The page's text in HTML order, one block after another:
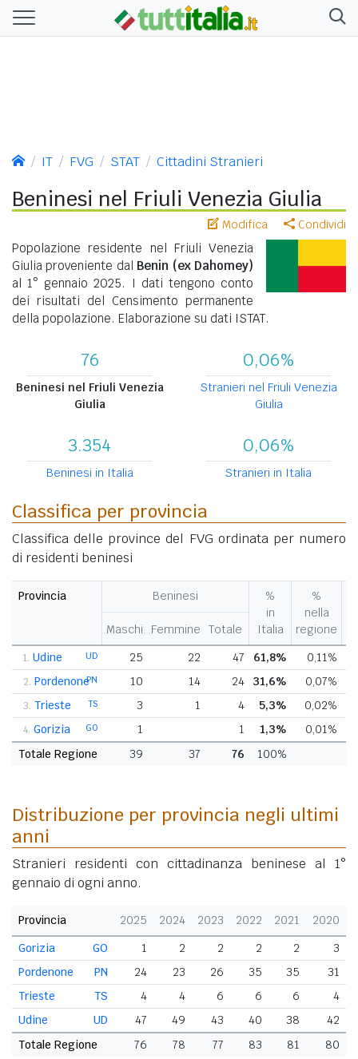
IT FVG STAT Cittadini Stranieri
Beninesi nel Friuli Venezia Giulia
Modifica Condividi
Popolazione residente nel Friuli Venezia
Giulia proveniente dal Benin (ex Dahomey)
al 1° gennaio 2025. I dati tengono conto
dei risultati del Censimento permanente
della popolazione. Elaborazione su dati ISTAT.
76
Beninesi nel Friuli Venezia
Giulia
0,06%
Stranieri nel Friuli Venezia
Giulia
3.354
Beninesi in Italia
0,06%
Stranieri in Italia
Classifica per provincia
Classifica delle province del FVG ordinata per numero
di residenti beninesi
Provincia Beninesi
%
in
Italia
%
nella
regione
Maschi Femmine Totale
1. UD
Udine 25 22 47 61,8% 0,11%
2. PN
Pordenone 10 14 24 31,6% 0,07%
3. TS
Trieste 3 1 4 5,3% 0,02%
4. GO
Gorizia 1 1 1,3% 0,01%
Totale Regione
39 37 76 100%
Distribuzione per provincia negli ultimi
anni
Stranieri residenti con cittadinanza beninese al 1°
gennaio di ogni anno.
Provincia 2025 2024 2023 2022 2021
2020
GO
Gorizia 1 2 2 2 2
3
PN
Pordenone 24 23 26 35 35
31
TS
Trieste 4 4 6 6 6
4
UD
Udine 47 49 43 40 38
42
Totale Regione
76 78 77 83 81 80